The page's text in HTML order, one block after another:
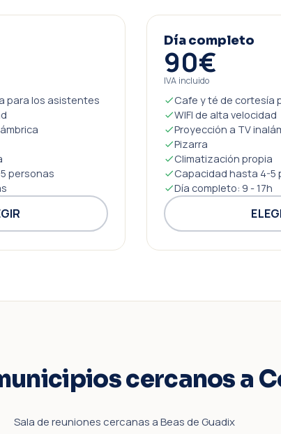
para los asistentes
personas
Día completo
90€
IVA incluido
Cafe y té de cortesía
WIFI de alta velocidad
Proyección a TV
Pizarra
Climatización propia
Capacidad hasta 4-5
Día completo: 9 - 17h
cercanos a
Sala de reuniones cercanas a Beas de Guadix